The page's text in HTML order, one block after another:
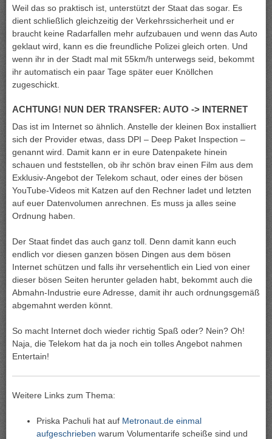
Weil das so praktisch ist, unterstützt der Staat das sogar. Es
dient schließlich gleichzeitig der Verkehrssicherheit und er
braucht keine Radarfallen mehr aufzubauen und wenn das Auto
geklaut wird, kann es die freundliche Polizei gleich orten. Und
wenn ihr in der Stadt mal mit 55km/h unterwegs seid, bekommt
ihr automatisch ein paar Tage später euer Knöllchen
zugeschickt.
ACHTUNG! NUN DER TRANSFER: AUTO -> INTERNET
Das ist im Internet so ähnlich. Anstelle der kleinen Box installiert
sich der Provider etwas, dass DPI – Deep Paket Inspection –
genannt wird. Damit kann er in eure Datenpakete hinein
schauen und feststellen, ob ihr schön brav einen Film aus dem
Exklusiv-Angebot der Telekom schaut, oder eines der bösen
YouTube-Videos mit Katzen auf den Rechner ladet und letzten
auf euer Datenvolumen anrechnen. Es muss ja alles seine
Ordnung haben.
Der Staat findet das auch ganz toll. Denn damit kann euch
endlich vor diesen ganzen bösen Dingen aus dem bösen
Internet schützen und falls ihr versehentlich ein Lied von einer
dieser bösen Seiten herunter geladen habt, bekommt auch die
Abmahn-Industrie eure Adresse, damit ihr auch ordnungsgemäß
abgemahnt werden könnt.
So macht Internet doch wieder richtig Spaß oder? Nein? Oh!
Naja, die Telekom hat da ja noch ein tolles Angebot nahmen
Entertain!
Weitere Links zum Thema:
Priska Pachuli hat auf Metronaut.de einmal
aufgeschrieben warum Volumentarife scheiße sind und